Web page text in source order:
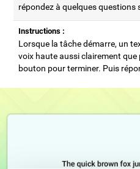
répondez à quelques questions
Instructions :
Lorsque la tâche démarre, un
voix haute aussi clairement que
bouton pour terminer. Puis